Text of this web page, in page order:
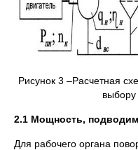
Рисунок 3 –Расчетная
2.1 Мощность,
Для рабочего органа